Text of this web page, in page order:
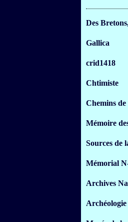
Des
Gallica
crid1418
Chtimiste
Chemins
Mémoire
Sources de
Mémorial
Archives